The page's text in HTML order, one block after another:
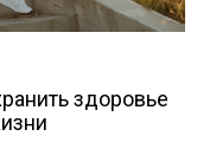
здоровье